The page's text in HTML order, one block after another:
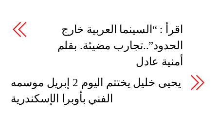
اقرأ : “السينما العربية خارج
الحدود”..تجارب مضيئة. بقلم
أمنية عادل
يحيى خليل يختتم اليوم 2 إبريل موسمه
الفني بأوبرا الإسكندرية